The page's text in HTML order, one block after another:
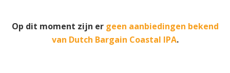
Op dit moment zijn er geen aanbiedingen bekend
van Dutch Bargain Coastal IPA.